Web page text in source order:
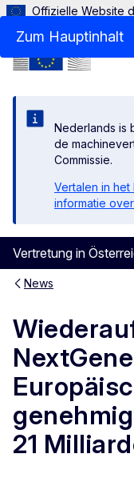
Zum Hauptinhalt
Offizielle Website
Nederlands is
de
Commissie.
Vertalen in het
informatie
Vertretung in
Menu
News
21